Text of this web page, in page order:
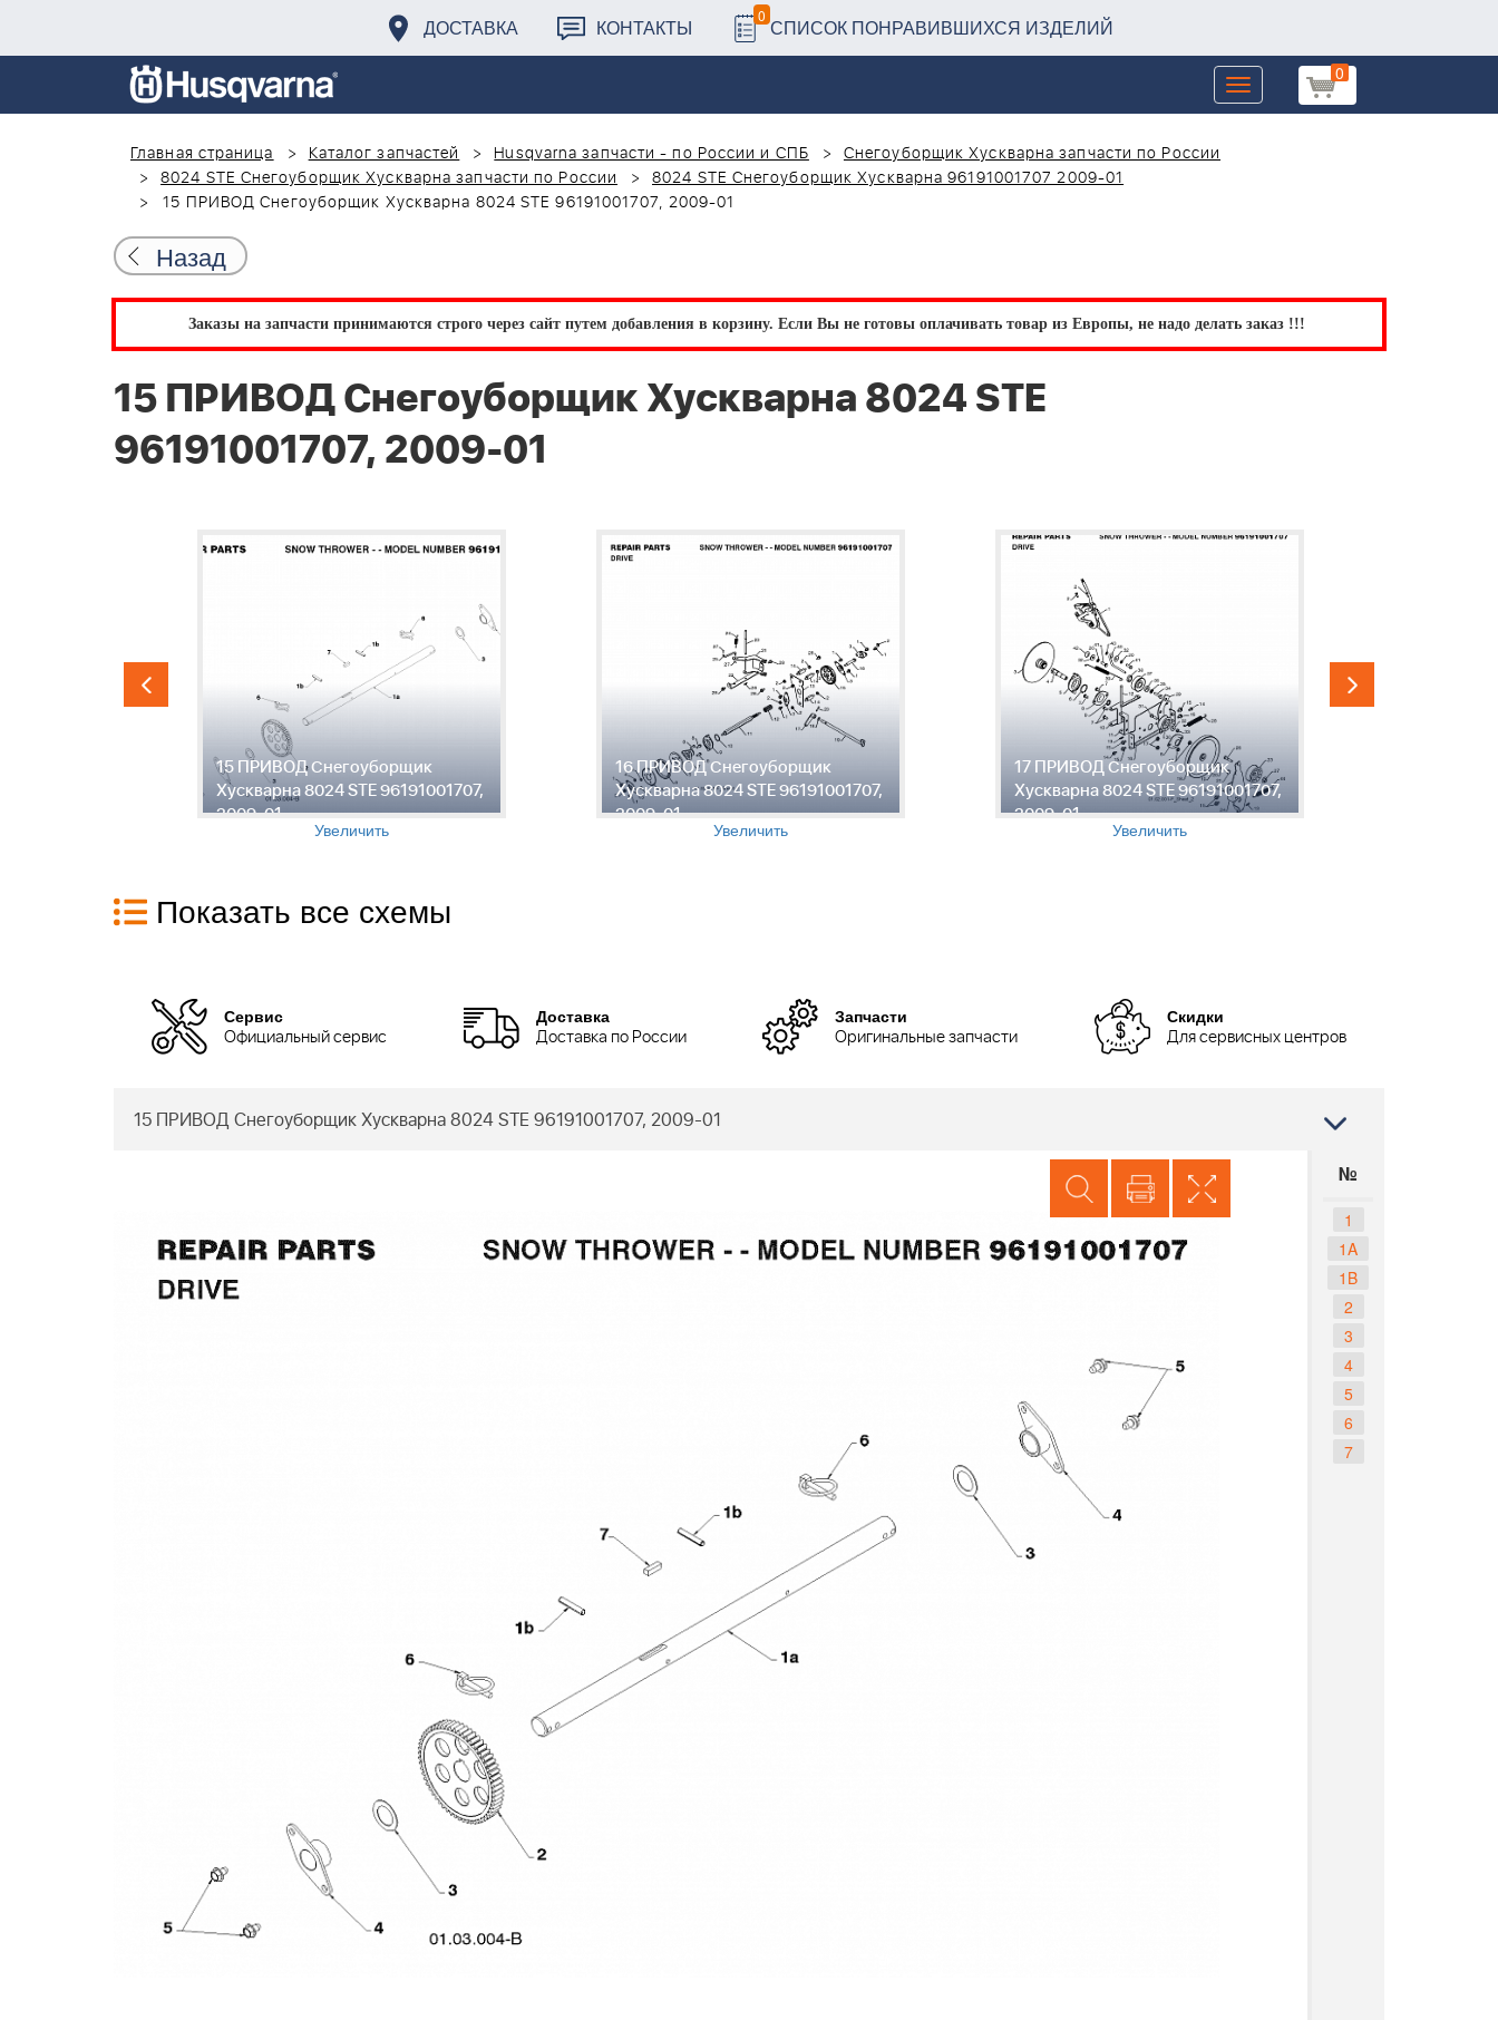
ДОСТАВКА КОНТАКТЫ 0 СПИСОК ПОНРАВИВШИХСЯ ИЗДЕЛИЙ
0
Toggle
navigation
Главная страница
Каталог запчастей Husqvarna запчасти - по России и СПБ
Снегоуборщик Хускварна запчасти по России
8024 STE Снегоуборщик Хускварна запчасти по России
8024 STE Снегоуборщик Хускварна 96191001707 2009-01
15 ПРИВОД Снегоуборщик Хускварна 8024 STE 96191001707, 2009-01
Назад
Заказы на запчасти принимаются строго через сайт путем добавления в корзину. Если Вы не готовы оплачивать товар из Европы, не надо делать заказ !!!
15 ПРИВОД Снегоуборщик Хускварна 8024 STE
96191001707, 2009-01
15 ПРИВОД Снегоуборщик
Хускварна 8024 STE 96191001707,
2009-01
Увеличить
16 ПРИВОД Снегоуборщик
Хускварна 8024 STE 96191001707,
2009-01
Увеличить
17 ПРИВОД Снегоуборщик
Хускварна 8024 STE 96191001707,
2009-01
Увеличить
Показать все схемы
Сервис
Официальный сервис
Доставка
Доставка по России
Запчасти
Оригинальные запчасти
Скидки
Для сервисных центров
15 ПРИВОД Снегоуборщик Хускварна 8024 STE 96191001707, 2009-01
№
1
1A
1B
2
3
4
5
6
7